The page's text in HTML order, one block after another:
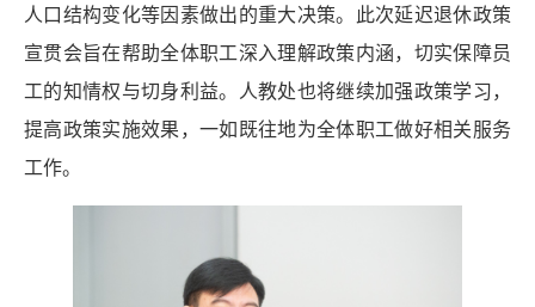
人口结构变化等因素做出的重大决策。此次延迟退休政策
宣贯会旨在帮助全体职工深入理解政策内涵，切实保障员
工的知情权与切身利益。人教处也将继续加强政策学习，
提高政策实施效果，一如既往地为全体职工做好相关服务
工作。